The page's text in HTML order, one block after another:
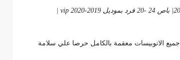
استمتع بأقوي واحدث الاتوبيسات السياحية مع شركة عمار ليموزين للايجار الاتوبيسات 01099552706 والباصات والمكيروباصات والفانات السياحية في مدينة نصر اسطول من الاتوبيسات السياحية باحدث المودلات السياحية وبجميع فئتها 50 راكب مرسيدس 2020/2021 | اتوبيس 33 راكب 2020| باص 28 فرد 2020 /2021| باص 24 -20 فرد بموديل 2019-2020 vip |
بالتالي يوجد جميع الموديلات ابتداء من 2016 وحتي 2020 ، 01099552706 جميع الاتوبيسات معقمة بالكامل حرصا علي سلامة